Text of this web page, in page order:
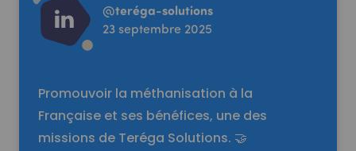
@teréga-solutions
23 septembre 2025
Promouvoir la méthanisation à la
Française et ses bénéfices, une des
missions de Teréga Solutions. 🤝